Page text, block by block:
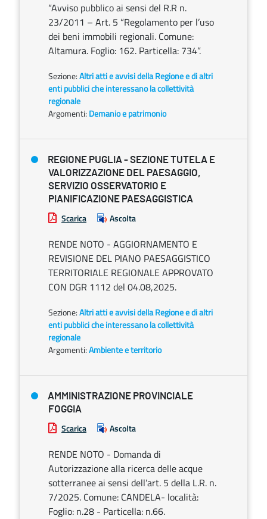
“Avviso pubblico ai sensi del R.R n.
23/2011 – Art. 5 “Regolamento per l’uso
dei beni immobili regionali. Comune:
Altamura. Foglio: 162. Particella: 734”.
Sezione:Altri atti e avvisi della Regione e di altri
enti pubblici che interessano la collettività
regionale
Argomenti: Demanio e patrimonio
REGIONE PUGLIA - SEZIONE TUTELA E
VALORIZZAZIONE DEL PAESAGGIO,
SERVIZIO OSSERVATORIO E
PIANIFICAZIONE PAESAGGISTICA
Scarica Ascolta
RENDE NOTO - AGGIORNAMENTO E
REVISIONE DEL PIANO PAESAGGISTICO
TERRITORIALE REGIONALE APPROVATO
CON DGR 1112 del 04.08,2025.
Sezione:Altri atti e avvisi della Regione e di altri
enti pubblici che interessano la collettività
regionale
Argomenti:Ambiente e territorio
AMMINISTRAZIONE PROVINCIALE
FOGGIA
Scarica Ascolta
RENDE NOTO - Domanda di
Autorizzazione alla ricerca delle acque
sotterranee ai sensi dell’art. 5 della L.R. n.
7/2025. Comune: CANDELA- località:
Foglio: n.28 - Particella: n.66.